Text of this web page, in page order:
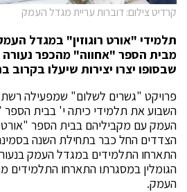
קרדיט צילום: דוברות עריית מגדל העמק
תלמידי "אורט רוגוזין" במגדל
מבית הספר "אחווה" מהכפר נעורה
שבסופו יצרו יצירות שיעלו
פרויקט "גשרים לשלום" שמפעילה רשת
השבוע את תלמידי כיתה י' בבית הספר
העמק עם מקביליהם בבית הספר "אורט
הצדדים החל כבר בתחילת השנה בסמינר
התארחו התלמידים במגדל העמק
הגומלין במסגרתו התארחו התלמידים
העמק.